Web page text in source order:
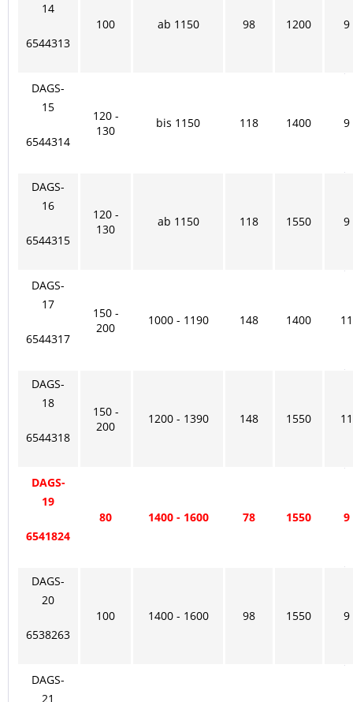
14
6544313
100 ab 1150 98 1200 9
DAGS-
15
6544314
120 -
130
bis 1150 118 1400 9
DAGS-
16
6544315
120 -
130
ab 1150 118 1550 9
DAGS-
17
6544317
150 -
200
1000 - 1190 148 1400 11
DAGS-
18
6544318
150 -
200
1200 - 1390 148 1550 11
DAGS-
19
6541824
80 1400 - 1600 78 1550 9
DAGS-
20
6538263
100 1400 - 1600 98 1550 9
DAGS-
21